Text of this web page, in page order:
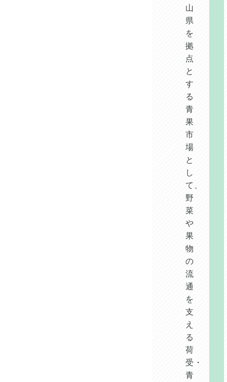
山
県
を
拠
点
と
す
る
青
果
市
場
と
し
て、
野
菜
や
果
物
の
流
通
を
支
え
る
荷
受・
青